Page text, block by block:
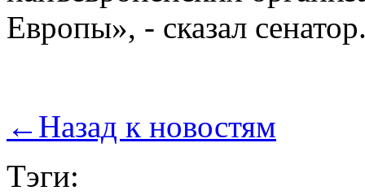
Европы», - сказал
← Назад к новостям
Тэги: